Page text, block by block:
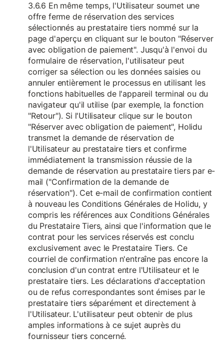
3.6.6 En même temps, l'Utilisateur soumet une
offre ferme de réservation des services
sélectionnés au prestataire tiers nommé sur la
page d'aperçu en cliquant sur le bouton "Réserver
avec obligation de paiement". Jusqu'à l'envoi du
formulaire de réservation, l'utilisateur peut
corriger sa sélection ou les données saisies ou
annuler entièrement le processus en utilisant les
fonctions habituelles de l'appareil terminal ou du
navigateur qu'il utilise (par exemple, la fonction
"Retour"). Si l'Utilisateur clique sur le bouton
"Réserver avec obligation de paiement", Holidu
transmet la demande de réservation de
l'Utilisateur au prestataire tiers et confirme
immédiatement la transmission réussie de la
demande de réservation au prestataire tiers par e-
mail ("Confirmation de la demande de
réservation"). Cet e-mail de confirmation contient
à nouveau les Conditions Générales de Holidu, y
compris les références aux Conditions Générales
du Prestataire Tiers, ainsi que l'information que le
contrat pour les services réservés est conclu
exclusivement avec le Prestataire Tiers. Ce
courriel de confirmation n'entraîne pas encore la
conclusion d'un contrat entre l'Utilisateur et le
prestataire tiers. Les déclarations d'acceptation
ou de refus correspondantes sont émises par le
prestataire tiers séparément et directement à
l'Utilisateur. L'utilisateur peut obtenir de plus
amples informations à ce sujet auprès du
fournisseur tiers concerné.